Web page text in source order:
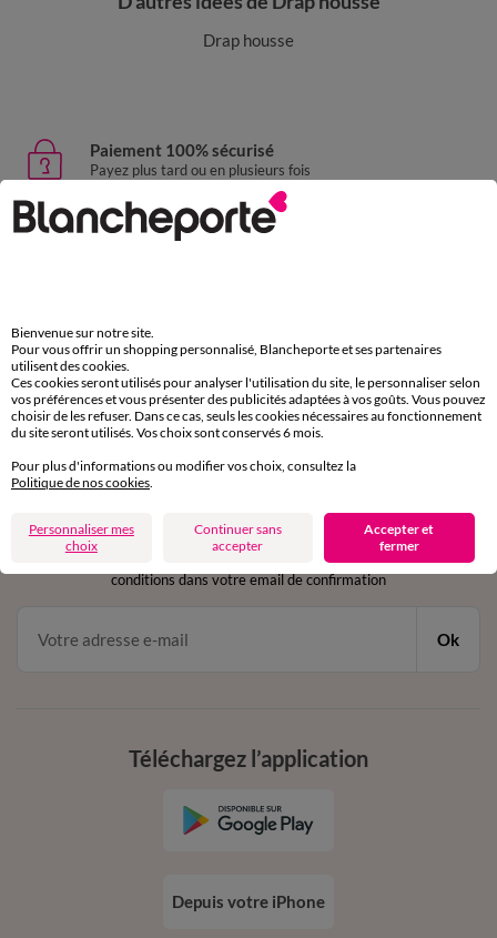
Drap housse
Paiement 100% sécurisé
Payez plus tard ou en plusieurs fois
Livraison express
sous 30 jours avec Mondial Relay uniquement
Service clients
par chat et par téléphone
de 8h00 à 20h00 du lundi au samedi
en vous inscrivant à la newsletter
conditions dans votre email de confirmation
Ok
Téléchargez l’application
Depuis votre iPhone
Bienvenue sur notre site.
Pour vous offrir un shopping personnalisé, Blancheporte et ses partenaires
utilisent des cookies.
Ces cookies seront utilisés pour analyser l'utilisation du site, le personnaliser selon
vos préférences et vous présenter des publicités adaptées à vos goûts. Vous pouvez
choisir de les refuser. Dans ce cas, seuls les cookies nécessaires au fonctionnement
du site seront utilisés. Vos choix sont conservés 6 mois.
Pour plus d'informations ou modifier vos choix, consultez la
Politique de nos cookies
Personnaliser mes
choix
Continuer sans
accepter
Accepter et
fermer